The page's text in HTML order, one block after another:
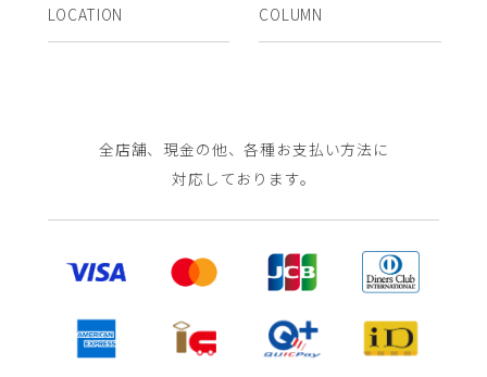
LOCATION COLUMN
全店舗、現金の他、各種お支払い方法に
対応しております。